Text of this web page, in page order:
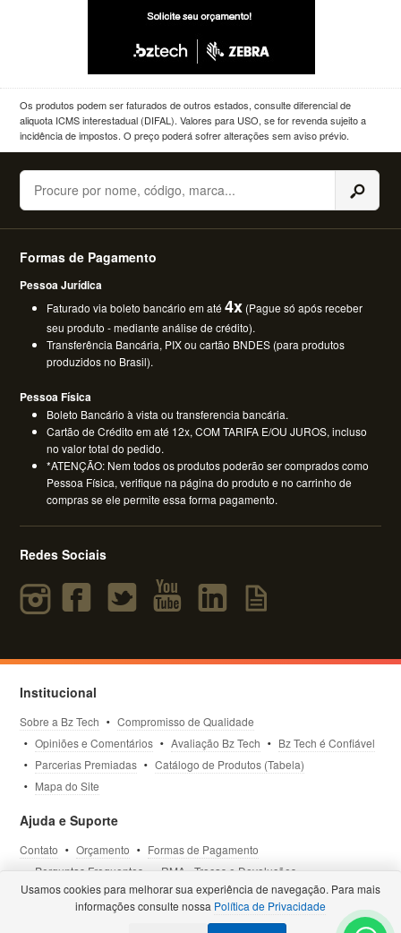
Os produtos podem ser faturados de outros estados, consulte diferencial de
aliquota ICMS interestadual (DIFAL). Valores para USO, se for revenda sujeito a
incidência de impostos. O preço poderá sofrer alterações sem aviso prévio.
Buscar
Formas de Pagamento
Pessoa Jurídica
Faturado via boleto bancário em até4x (Pague só após receber
seu produto - mediante análise de crédito).
Transferência Bancária, PIX ou cartão BNDES (para produtos
produzidos no Brasil).
Pessoa Física
Boleto Bancário à vista ou transferencia bancária.
Cartão de Crédito em até 12x, COM TARIFA E/OU JUROS, incluso
no valor total do pedido.
*ATENÇÃO: Nem todos os produtos poderão ser comprados como
Pessoa Física, verifique na página do produto e no carrinho de
compras se ele permite essa forma pagamento.
Redes Sociais
Institucional
Sobre a Bz Tech
Compromisso de Qualidade
Opiniões e Comentários
Avaliação Bz Tech
Bz Tech é Confiável
Parcerias Premiadas
Catálogo de Produtos (Tabela)
Mapa do Site
Ajuda e Suporte
Contato Orçamento
Formas de Pagamento
Perguntas Frequentes
RMA - Trocas e Devoluções
Política de Privacidade
Termos de Uso Site Seguro
Usamos cookies para melhorar sua experiência de navegação. Para mais
informações consulte nossa Política de Privacidade